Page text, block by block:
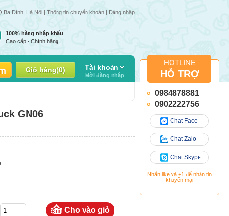
trong tuần | Giá 1 số mặt hàng có thể thay đổi do giá nhập thay đổi
Đình, Hà Nội | Thông tin chuyển khoản | Đăng nhập
HOTLINE
HỖ TRỢ
0984878881
0902222756
Chat Face
Chat Zalo
Chat Skype
Nhấn like và +1 để nhận tin
khuyến mại
100% hàng nhập khẩu
Cao cấp - Chính hãng
Giỏ hàng(0) Tài khoản
Mời đăng nhập
GN06